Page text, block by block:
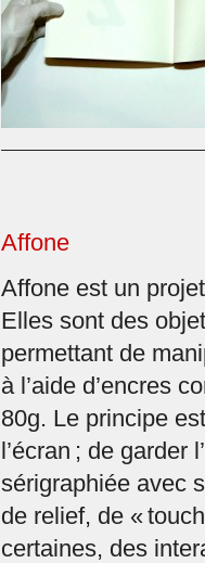
Affone
Affone est un
Elles sont des
permettant de
à l’aide d’encres
80g. Le principe
l’écran ; de garder
sérigraphiée avec
de relief, de «
certaines, des